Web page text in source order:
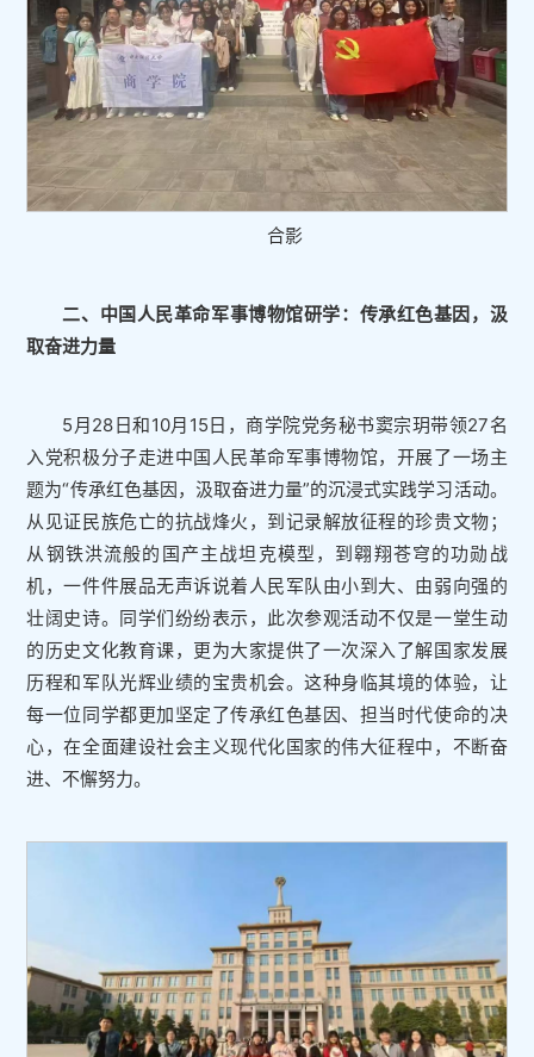
合影
二、中国人民革命军事博物馆研学：传承红色基因，汲
取奋进力量
5月28日和10月15日，商学院党务秘书窦宗玥带领27名
入党积极分子走进中国人民革命军事博物馆，开展了一场主
题为“传承红色基因，汲取奋进力量”的沉浸式实践学习活动。
从见证民族危亡的抗战烽火，到记录解放征程的珍贵文物；
从钢铁洪流般的国产主战坦克模型，到翱翔苍穹的功勋战
机，一件件展品无声诉说着人民军队由小到大、由弱向强的
壮阔史诗。同学们纷纷表示，此次参观活动不仅是一堂生动
的历史文化教育课，更为大家提供了一次深入了解国家发展
历程和军队光辉业绩的宝贵机会。这种身临其境的体验，让
每一位同学都更加坚定了传承红色基因、担当时代使命的决
心，在全面建设社会主义现代化国家的伟大征程中，不断奋
进、不懈努力。